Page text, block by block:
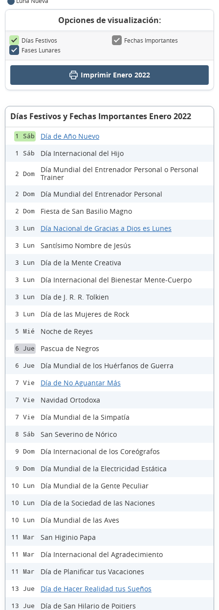
Opciones de visualización:
Días Festivos
Fechas Importantes
Fases Lunares
Imprimir Enero 2022
Días Festivos y Fechas Importantes Enero 2022
1 Sáb Día de Año Nuevo
1 Sáb Día Internacional del Hijo
2 Dom
Día Mundial del Entrenador Personal o Personal
Trainer
2 Dom Día Mundial del Entrenador Personal
2 Dom Fiesta de San Basilio Magno
3 Lun Día Nacional de Gracias a Dios es Lunes
3 Lun Santísimo Nombre de Jesús
3 Lun Día de la Mente Creativa
3 Lun Día Internacional del Bienestar Mente-Cuerpo
3 Lun Día de J. R. R. Tolkien
3 Lun Día de las Mujeres de Rock
5 Mié Noche de Reyes
6 Jue Pascua de Negros
6 Jue Día Mundial de los Huérfanos de Guerra
7 Vie Día de No Aguantar Más
7 Vie Navidad Ortodoxa
7 Vie Día Mundial de la Simpatía
8 Sáb San Severino de Nórico
9 Dom Día Internacional de los Coreógrafos
9 Dom Día Mundial de la Electricidad Estática
10 Lun Día Mundial de la Gente Peculiar
10 Lun Día de la Sociedad de las Naciones
10 Lun Día Mundial de las Aves
11 Mar San Higinio Papa
11 Mar Día Internacional del Agradecimiento
11 Mar Día de Planificar tus Vacaciones
13 Jue Día de Hacer Realidad tus Sueños
13 Jue Día de San Hilario de Poitiers